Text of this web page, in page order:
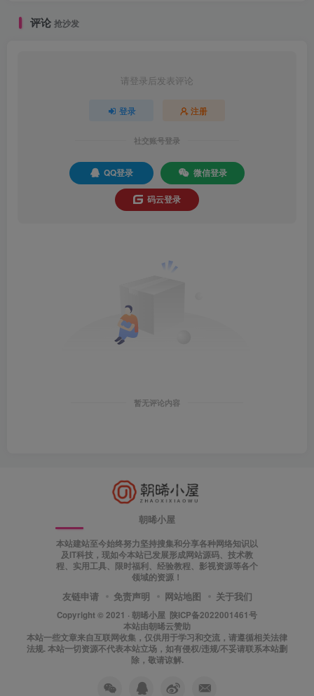
评论 抢沙发
请登录后发表评论
登录 注册
社交账号登录
QQ登录 微信登录
码云登录
暂无评论内容
朝晞小屋
本站建站至今始终努力坚持搜集和分享各种网络知识以
及IT科技，现如今本站已发展形成网站源码、技术教
程、实用工具、限时福利、经验教程、影视资源等各个
领域的资源！
友链申请 免责声明 网站地图 关于我们
Copyright © 2021 · 朝晞小屋 陕ICP备2022001461号
本站由朝晞云赞助
本站一些文章来自互联网收集，仅供用于学习和交流，请遵循相关法律
法规. 本站一切资源不代表本站立场，如有侵权/违规/不妥请联系本站删
除，敬请谅解.